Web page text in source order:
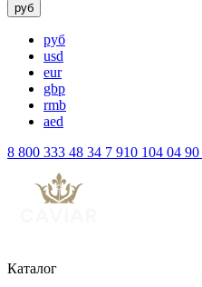
руб
руб
usd
eur
gbp
rmb
aed
8 800 333 48 34 7 910 104 04 90
Каталог